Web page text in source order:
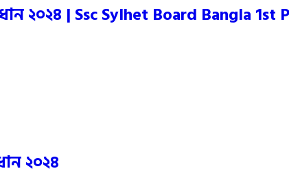
২০২৪ | Ssc Sylhet Board Bangla 1st
২০২৪